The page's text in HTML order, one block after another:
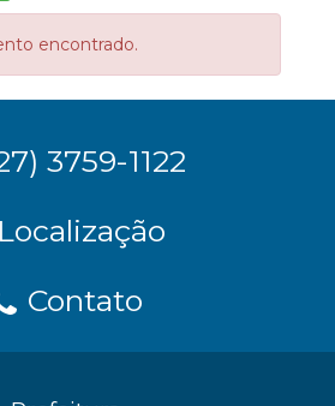
encontrado.
3759-1122
Localização
Contato